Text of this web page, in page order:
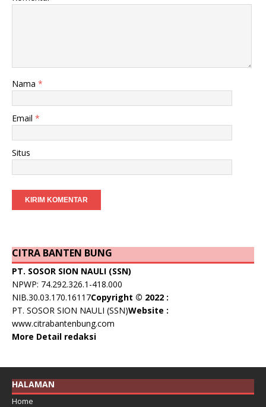
Nama *
Email *
Situs
CITRA BANTEN BUNG
PT. SOSOR SION NAULI (SSN)
NPWP: 74.292.326.1-418.000
NIB.30.03.170.16117Copyright © 2022 :
PT. SOSOR SION NAULI (SSN)Website :
www.citrabantenbung.com
More Detail redaksi
HALAMAN
Home